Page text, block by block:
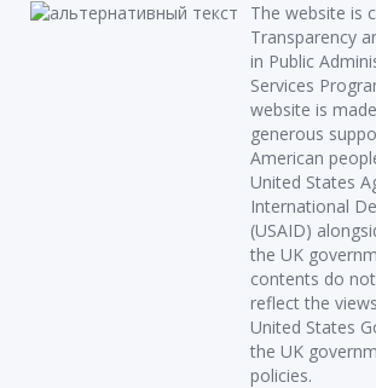
The website is
Transparency
in Public
Services
website is
generous
American
United States
International
(USAID)
the UK
contents do
reflect the
United States
the UK
policies.